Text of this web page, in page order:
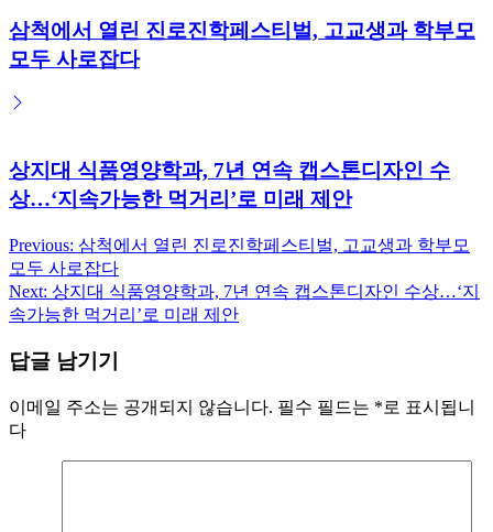
삼척에서 열린 진로진학페스티벌, 고교생과 학부모
모두 사로잡다
상지대 식품영양학과, 7년 연속 캡스톤디자인 수
상…‘지속가능한 먹거리’로 미래 제안
글
탐
색
Previous: 삼척에서 열린 진로진학페스티벌, 고교생과 학부모
모두 사로잡다
Next: 상지대 식품영양학과, 7년 연속 캡스톤디자인 수상…‘지
속가능한 먹거리’로 미래 제안
답글 남기기
이메일 주소는 공개되지 않습니다. 필수 필드는 *로 표시됩니
다